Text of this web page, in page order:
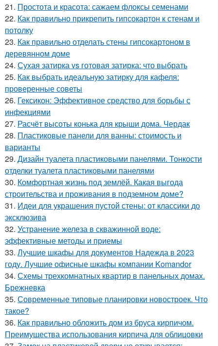
21. Простота и красота: сажаем флоксы семенами
22. Как правильно прикрепить гипсокартон к стенам и
потолку
23. Как правильно отделать стены гипсокартоном в
деревянном доме
24. Сухая затирка vs готовая затирка: что выбрать
25. Как выбрать идеальную затирку для кафеля:
проверенные советы
26. Гексикон: Эффективное средство для борьбы с
инфекциями
27. Расчёт высоты конька для крыши дома. Чердак
28. Пластиковые панели для ванны: стоимость и
варианты
29. Дизайн туалета пластиковыми панелями. Тонкости
отделки туалета пластиковыми панелями
30. Комфортная жизнь под землёй. Какая выгода
строительства и проживания в подземном доме?
31. Идеи для украшения пустой стены: от классики до
эксклюзива
32. Устранение железа в скважинной воде:
эффективные методы и приемы
33. Лучшие шкафы для документов Надежда в 2023
году. Лучшие офисные шкафы компании Komandor
34. Схемы трехкомнатных квартир в панельных домах.
Брежневка
35. Современные типовые планировки новостроек. Что
такое?
36. Как правильно обложить дом из бруса кирпичом.
Преимущества использования кирпича для облицовки